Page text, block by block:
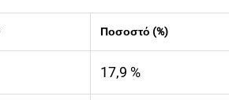
Ποσοστό (%)
17,9 %